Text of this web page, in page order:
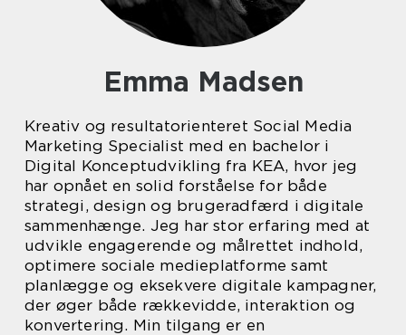
Emma Madsen
Kreativ og resultatorienteret Social Media
Marketing Specialist med en bachelor i
Digital Konceptudvikling fra KEA, hvor jeg
har opnået en solid forståelse for både
strategi, design og brugeradfærd i digitale
sammenhænge. Jeg har stor erfaring med at
udvikle engagerende og målrettet indhold,
optimere sociale medieplatforme samt
planlægge og eksekvere digitale kampagner,
der øger både rækkevidde, interaktion og
konvertering. Min tilgang er en